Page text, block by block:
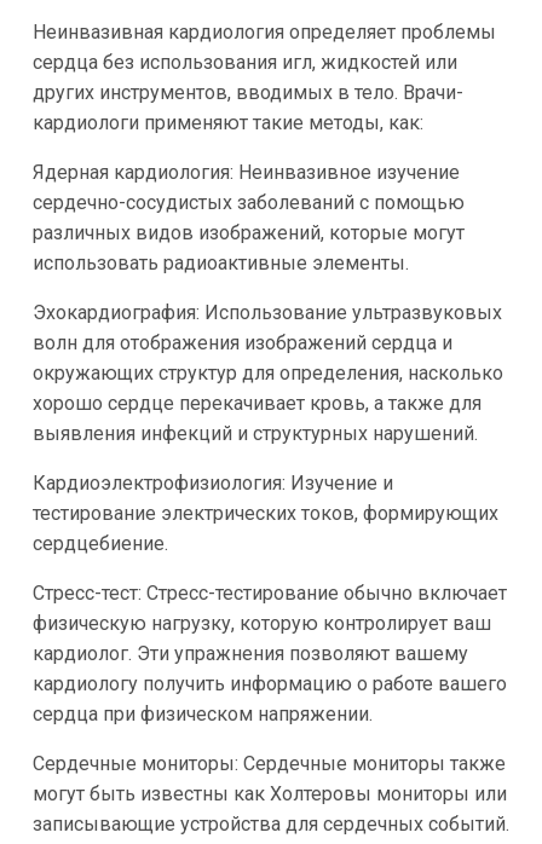
Неинвазивная кардиология определяет проблемы
сердца без использования игл, жидкостей или
других инструментов, вводимых в тело. Врачи-
кардиологи применяют такие методы, как:
Ядерная кардиология: Неинвазивное изучение
сердечно-сосудистых заболеваний с помощью
различных видов изображений, которые могут
использовать радиоактивные элементы.
Эхокардиография: Использование ультразвуковых
волн для отображения изображений сердца и
окружающих структур для определения, насколько
хорошо сердце перекачивает кровь, а также для
выявления инфекций и структурных нарушений.
Кардиоэлектрофизиология: Изучение и
тестирование электрических токов, формирующих
сердцебиение.
Стресс-тест: Стресс-тестирование обычно включает
физическую нагрузку, которую контролирует ваш
кардиолог. Эти упражнения позволяют вашему
кардиологу получить информацию о работе вашего
сердца при физическом напряжении.
Сердечные мониторы: Сердечные мониторы также
могут быть известны как Холтеровы мониторы или
записывающие устройства для сердечных событий.